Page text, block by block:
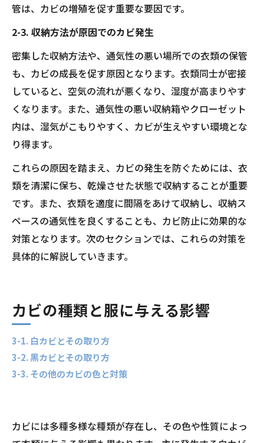
管は、カビの増殖を促す重要な要因です。
2-3. 収納方法が原因でのカビ発生
密集した収納方法や、通気性の悪い場所での衣類の保管
も、カビの成長を促す原因となります。衣類同士が密接
していると、空気の流れが悪くなり、湿度が高まりやす
くなります。また、通気性の悪い収納箱やクローゼット
内は、湿気がこもりやすく、カビが生えやすい環境とな
り得ます。
これらの原因を踏まえ、カビの発生を防ぐためには、衣
類を清潔に保ち、乾燥させた状態で収納することが重要
です。また、衣類を適度に間隔をあけて収納し、収納ス
ペースの通気性を良くすることも、カビ防止に効果的な
対策となります。次のセクションでは、これらの対策を
具体的に解説していきます。
カビの種類と服に与える影響
3-1. 白カビとその取り方
3-2. 黒カビとその取り方
3-3. その他のカビの色と対策
カビには多種多様な種類が存在し、その色や性質によっ